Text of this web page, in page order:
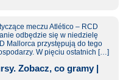
Zobacz, co gramy |